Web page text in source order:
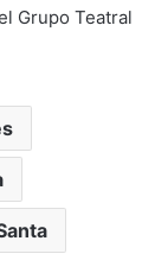
Grupo Teatral